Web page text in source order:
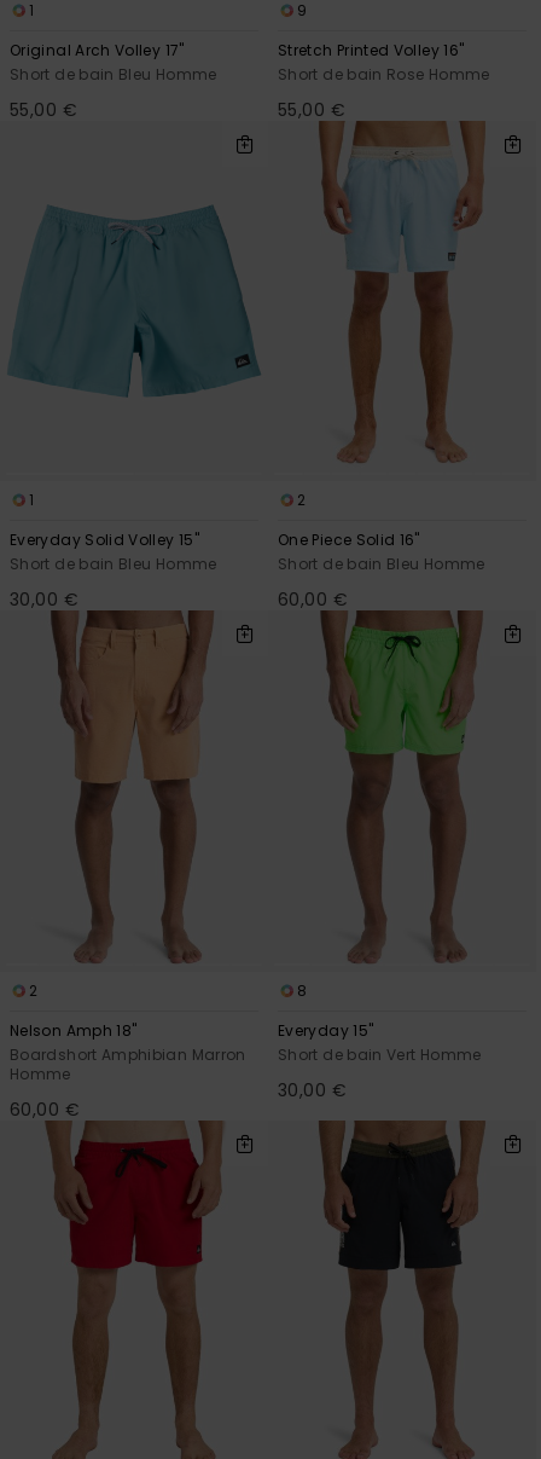
1
Original Arch Volley 17"
Short de bain Bleu Homme
55,00 €
9
Stretch Printed Volley 16"
Short de bain Rose Homme
55,00 €
1
Everyday Solid Volley 15"
Short de bain Bleu Homme
30,00 €
2
One Piece Solid 16"
Short de bain Bleu Homme
60,00 €
2
Nelson Amph 18"
Boardshort Amphibian Marron
Homme
60,00 €
8
Everyday 15"
Short de bain Vert Homme
30,00 €